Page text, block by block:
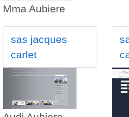
Mma Aubiere
sas jacques
carlet